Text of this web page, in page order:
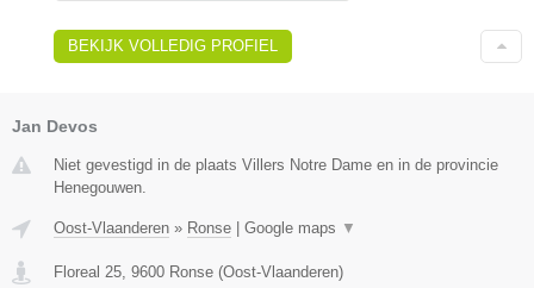
BEKIJK VOLLEDIG PROFIEL
Jan Devos
Niet gevestigd in de plaats Villers Notre Dame en in de provincie
Henegouwen.
Oost-Vlaanderen » Ronse Google maps ▼
Floreal 25 9600 Ronse (Oost-Vlaanderen)